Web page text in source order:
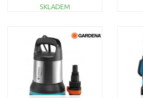
SKLADEM
Porovnat